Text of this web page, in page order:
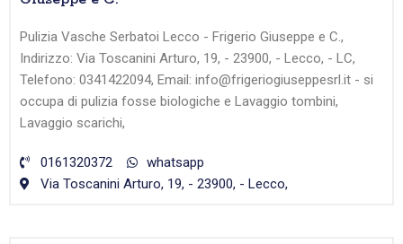
Pulizia Vasche Serbatoi Lecco - Frigerio Giuseppe e C.,
Indirizzo: Via Toscanini Arturo, 19, - 23900, - Lecco, - LC,
Telefono: 0341422094, Email: info@frigeriogiuseppesrl.it - si
occupa di pulizia fosse biologiche e Lavaggio tombini,
Lavaggio scarichi,
0161320372
whatsapp
Via Toscanini Arturo, 19, - 23900, - Lecco,